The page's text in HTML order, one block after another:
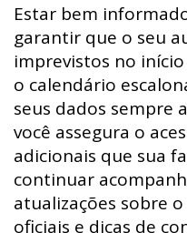
Estar bem
garantir que o seu
imprevistos no
o calendário
seus dados sempre
você assegura o
adicionais que sua
continuar
atualizações sobre
oficiais e dicas de